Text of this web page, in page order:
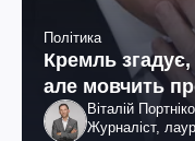
Політика
Кремль
але мовчить
Віталій
Журналіст,